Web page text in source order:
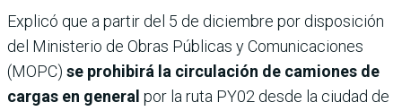
Explicó que a partir del 5 de diciembre por disposición
del Ministerio de Obras Públicas y Comunicaciones
(MOPC) se prohibirá la circulación de camiones de
cargas en general por la ruta PY02 desde la ciudad de